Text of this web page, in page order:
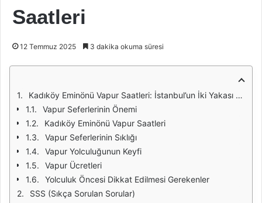
Saatleri
12 Temmuz 2025 3 dakika okuma süresi
Kadıköy Eminönü Vapur Saatleri: İstanbul’un İki Yakası Arasında Bir Bağ
Vapur Seferlerinin Önemi
Kadıköy Eminönü Vapur Saatleri
Vapur Seferlerinin Sıklığı
Vapur Yolculuğunun Keyfi
Vapur Ücretleri
Yolculuk Öncesi Dikkat Edilmesi Gerekenler
SSS (Sıkça Sorulan Sorular)